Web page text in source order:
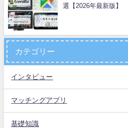
選【2026年最新版】
カテゴリー
インタビュー
マッチングアプリ
基礎知識